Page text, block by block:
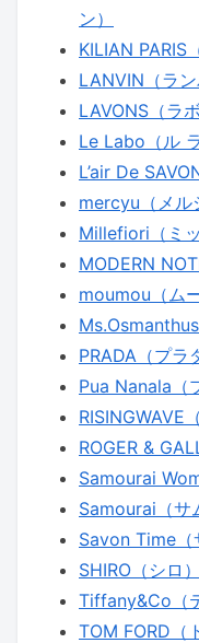
ン）
KILIAN PARIS
LANVIN（ラン
LAVONS（ラボ
Le Labo（ル ラ
L’air De
mercyu（メル
Millefiori（ミ
MODERN
moumou（ム
PRADA（プラ
Pua Nanala（
RISINGWAVE
ROGER &
Samourai
Samourai（サ
Savon Time（
SHIRO（シロ）
Tiffany&Co（
TOM FORD（